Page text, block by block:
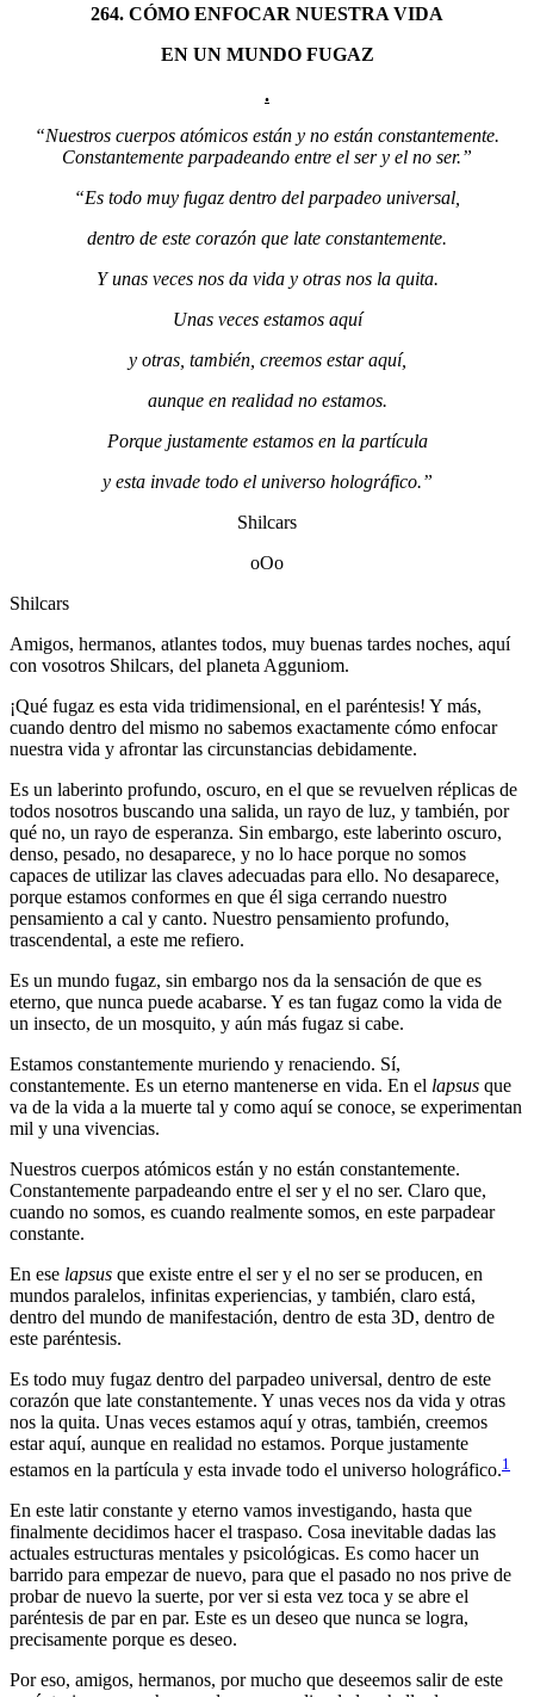
264. CÓMO ENFOCAR NUESTRA VIDA
EN UN MUNDO FUGAZ
.
“Nuestros cuerpos atómicos están y no están constantemente.
Constantemente parpadeando entre el ser y el no ser.”
“Es todo muy fugaz dentro del parpadeo universal,
dentro de este corazón que late constantemente.
Y unas veces nos da vida y otras nos la quita.
Unas veces estamos aquí
y otras, también, creemos estar aquí,
aunque en realidad no estamos.
Porque justamente estamos en la partícula
y esta invade todo el universo holográfico.”
Shilcars
oOo
Shilcars
Amigos, hermanos, atlantes todos, muy buenas tardes noches, aquí
con vosotros Shilcars, del planeta Agguniom.
¡Qué fugaz es esta vida tridimensional, en el paréntesis! Y más,
cuando dentro del mismo no sabemos exactamente cómo enfocar
nuestra vida y afrontar las circunstancias debidamente.
Es un laberinto profundo, oscuro, en el que se revuelven réplicas de
todos nosotros buscando una salida, un rayo de luz, y también, por
qué no, un rayo de esperanza. Sin embargo, este laberinto oscuro,
denso, pesado, no desaparece, y no lo hace porque no somos
capaces de utilizar las claves adecuadas para ello. No desaparece,
porque estamos conformes en que él siga cerrando nuestro
pensamiento a cal y canto. Nuestro pensamiento profundo,
trascendental, a este me refiero.
Es un mundo fugaz, sin embargo nos da la sensación de que es
eterno, que nunca puede acabarse. Y es tan fugaz como la vida de
un insecto, de un mosquito, y aún más fugaz si cabe.
Estamos constantemente muriendo y renaciendo. Sí,
constantemente. Es un eterno mantenerse en vida. En el lapsus que
va de la vida a la muerte tal y como aquí se conoce, se experimentan
mil y una vivencias.
Nuestros cuerpos atómicos están y no están constantemente.
Constantemente parpadeando entre el ser y el no ser. Claro que,
cuando no somos, es cuando realmente somos, en este parpadear
constante.
En ese lapsus que existe entre el ser y el no ser se producen, en
mundos paralelos, infinitas experiencias, y también, claro está,
dentro del mundo de manifestación, dentro de esta 3D, dentro de
este paréntesis.
Es todo muy fugaz dentro del parpadeo universal, dentro de este
corazón que late constantemente. Y unas veces nos da vida y otras
nos la quita. Unas veces estamos aquí y otras, también, creemos
estar aquí, aunque en realidad no estamos. Porque justamente
estamos en la partícula y esta invade todo el universo holográfico.1
En este latir constante y eterno vamos investigando, hasta que
finalmente decidimos hacer el traspaso. Cosa inevitable dadas las
actuales estructuras mentales y psicológicas. Es como hacer un
barrido para empezar de nuevo, para que el pasado no nos prive de
probar de nuevo la suerte, por ver si esta vez toca y se abre el
paréntesis de par en par. Este es un deseo que nunca se logra,
precisamente porque es deseo.
Por eso, amigos, hermanos, por mucho que deseemos salir de este